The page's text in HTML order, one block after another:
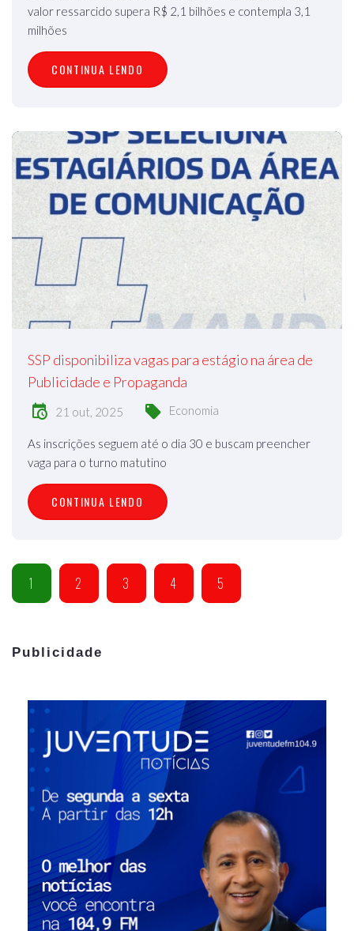
valor ressarcido supera R$ 2,1 bilhões e contempla 3,1
milhões
CONTINUA LENDO
SSP disponibiliza vagas para estágio na área de
Publicidade e Propaganda
21 out, 2025 Economia
As inscrições seguem até o dia 30 e buscam preencher
vaga para o turno matutino
CONTINUA LENDO
1 2 3 4 5
Publicidade